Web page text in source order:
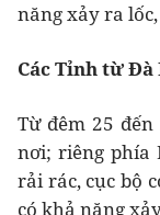
năng xảy ra
Các Tỉnh từ Đà
Từ đêm 25
nơi; riêng phía
rải rác, cục bộ
có khả năng